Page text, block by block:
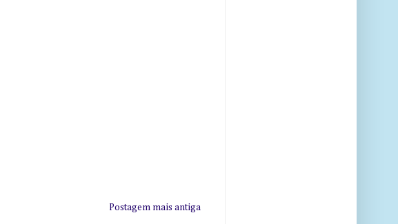
Postagem mais antiga